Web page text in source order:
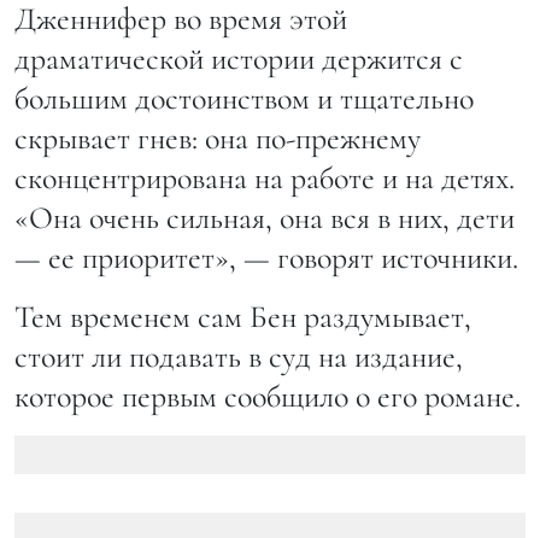
Дженнифер во время этой
драматической истории держится с
большим достоинством и тщательно
скрывает гнев: она по-прежнему
сконцентрирована на работе и на детях.
«Она очень сильная, она вся в них, дети
— ее приоритет», — говорят источники.
Тем временем сам Бен раздумывает,
стоит ли подавать в суд на издание,
которое первым сообщило о его романе.